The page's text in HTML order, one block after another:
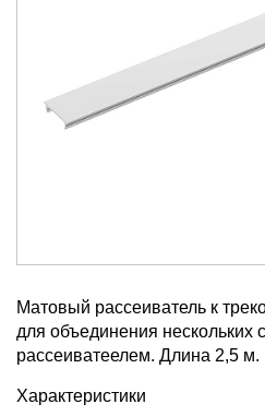
Матовый рассеиватель к
для объединения нескольких
рассеиватеелем. Длина 2,5 м.
Характеристики